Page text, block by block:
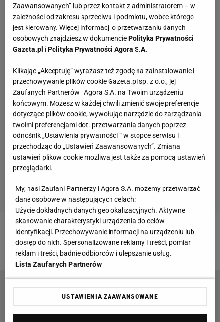
Zobacz wideoTymoteusz Puchacz znakomicie
odnajduje się w Trabzonsporze
Mioduski wskazał nowego trenera Legii. Główny
kandydat. "Sprawa nabrała tempa"
Zaawansowanych” lub przez kontakt z administratorem – w
zależności od zakresu sprzeciwu i podmiotu, wobec którego
jest kierowany. Więcej informacji o przetwarzaniu danych
osobowych znajdziesz w dokumenciePolityka Prywatności
Gazeta.pl iPolityka Prywatności Agora S.A.
Klikając „Akceptuję” wyrażasz też zgodę na zainstalowanie i
przechowywanie plików cookie Gazeta.pl sp. z o.o., jej
Zaufanych Partnerów i Agora S.A. na Twoim urządzeniu
końcowym. Możesz w każdej chwili zmienić swoje preferencje
dotyczące plików cookie, wywołując narzędzie do zarządzania
twoimi preferencjami dot. przetwarzania danych poprzez
odnośnik „Ustawienia prywatności ” w stopce serwisu i
przechodząc do „Ustawień Zaawansowanych”. Zmiana
ustawień plików cookie możliwa jest także za pomocą ustawień
przeglądarki.
My, nasi Zaufani Partnerzy i Agora S.A. możemy przetwarzać
dane osobowe w następujących celach:
Użycie dokładnych danych geolokalizacyjnych. Aktywne
skanowanie charakterystyki urządzenia do celów
identyfikacji. Przechowywanie informacji na urządzeniu lub
dostęp do nich. Spersonalizowane reklamy i treści, pomiar
reklam i treści, badnie odbiorców i ulepszanie usług.
Lista Zaufanych Partnerów
USTAWIENIA ZAAWANSOWANE